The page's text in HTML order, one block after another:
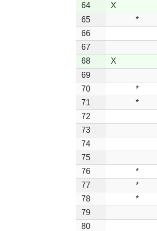
64
X
65
*
66
67
68
X
69
70
*
71
*
72
73
74
75
76
*
77
*
78
*
79
80